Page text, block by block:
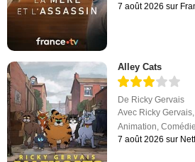
7 août 2026 sur
Alley Cats
De Ricky Gervais
Avec Ricky Gervais
Animation,Comédie
7 août 2026 sur